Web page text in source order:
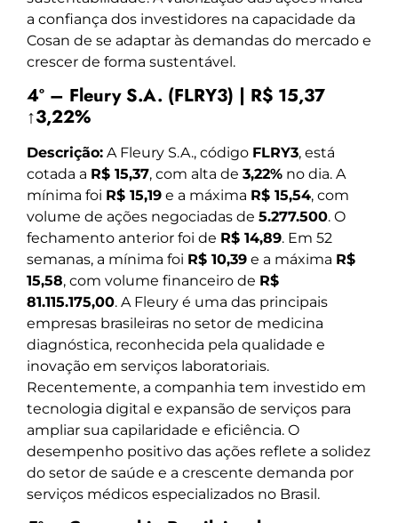
a confiança dos investidores na capacidade da
Cosan de se adaptar às demandas do mercado e
crescer de forma sustentável.
4º – Fleury S.A. (FLRY3) | R$ 15,37
↑3,22%
Descrição: A Fleury S.A., código FLRY3, está
cotada a R$ 15,37, com alta de 3,22% no dia. A
mínima foi R$ 15,19 e a máxima R$ 15,54, com
volume de ações negociadas de 5.277.500. O
fechamento anterior foi de R$ 14,89. Em 52
semanas, a mínima foi R$ 10,39 e a máxima R$
15,58, com volume financeiro de R$
81.115.175,00. A Fleury é uma das principais
empresas brasileiras no setor de medicina
diagnóstica, reconhecida pela qualidade e
inovação em serviços laboratoriais.
Recentemente, a companhia tem investido em
tecnologia digital e expansão de serviços para
ampliar sua capilaridade e eficiência. O
desempenho positivo das ações reflete a solidez
do setor de saúde e a crescente demanda por
serviços médicos especializados no Brasil.